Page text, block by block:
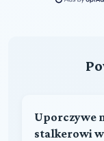
Uporczywe
stalkerowi w